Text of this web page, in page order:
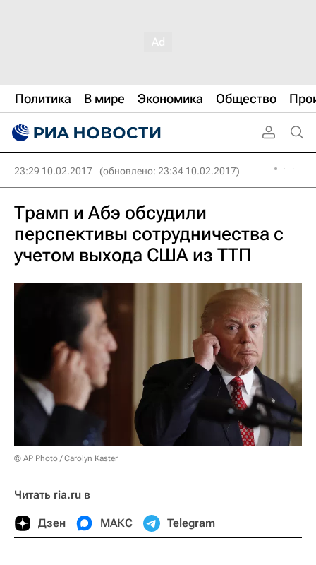
Политика В мире Экономика Общество
23:29 10.02.2017 (обновлено: 23:34 10.02.2017)
Трамп и Абэ обсудили
перспективы сотрудничества с
учетом выхода США из ТТП
© AP Photo / Carolyn Kaster
Читать ria.ru в
Дзен МАКС Telegram